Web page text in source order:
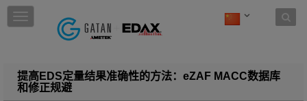
T
o
l
e
n
提高EDS定量结果准确性的方法：eZAF MACC数据库
和修正规避